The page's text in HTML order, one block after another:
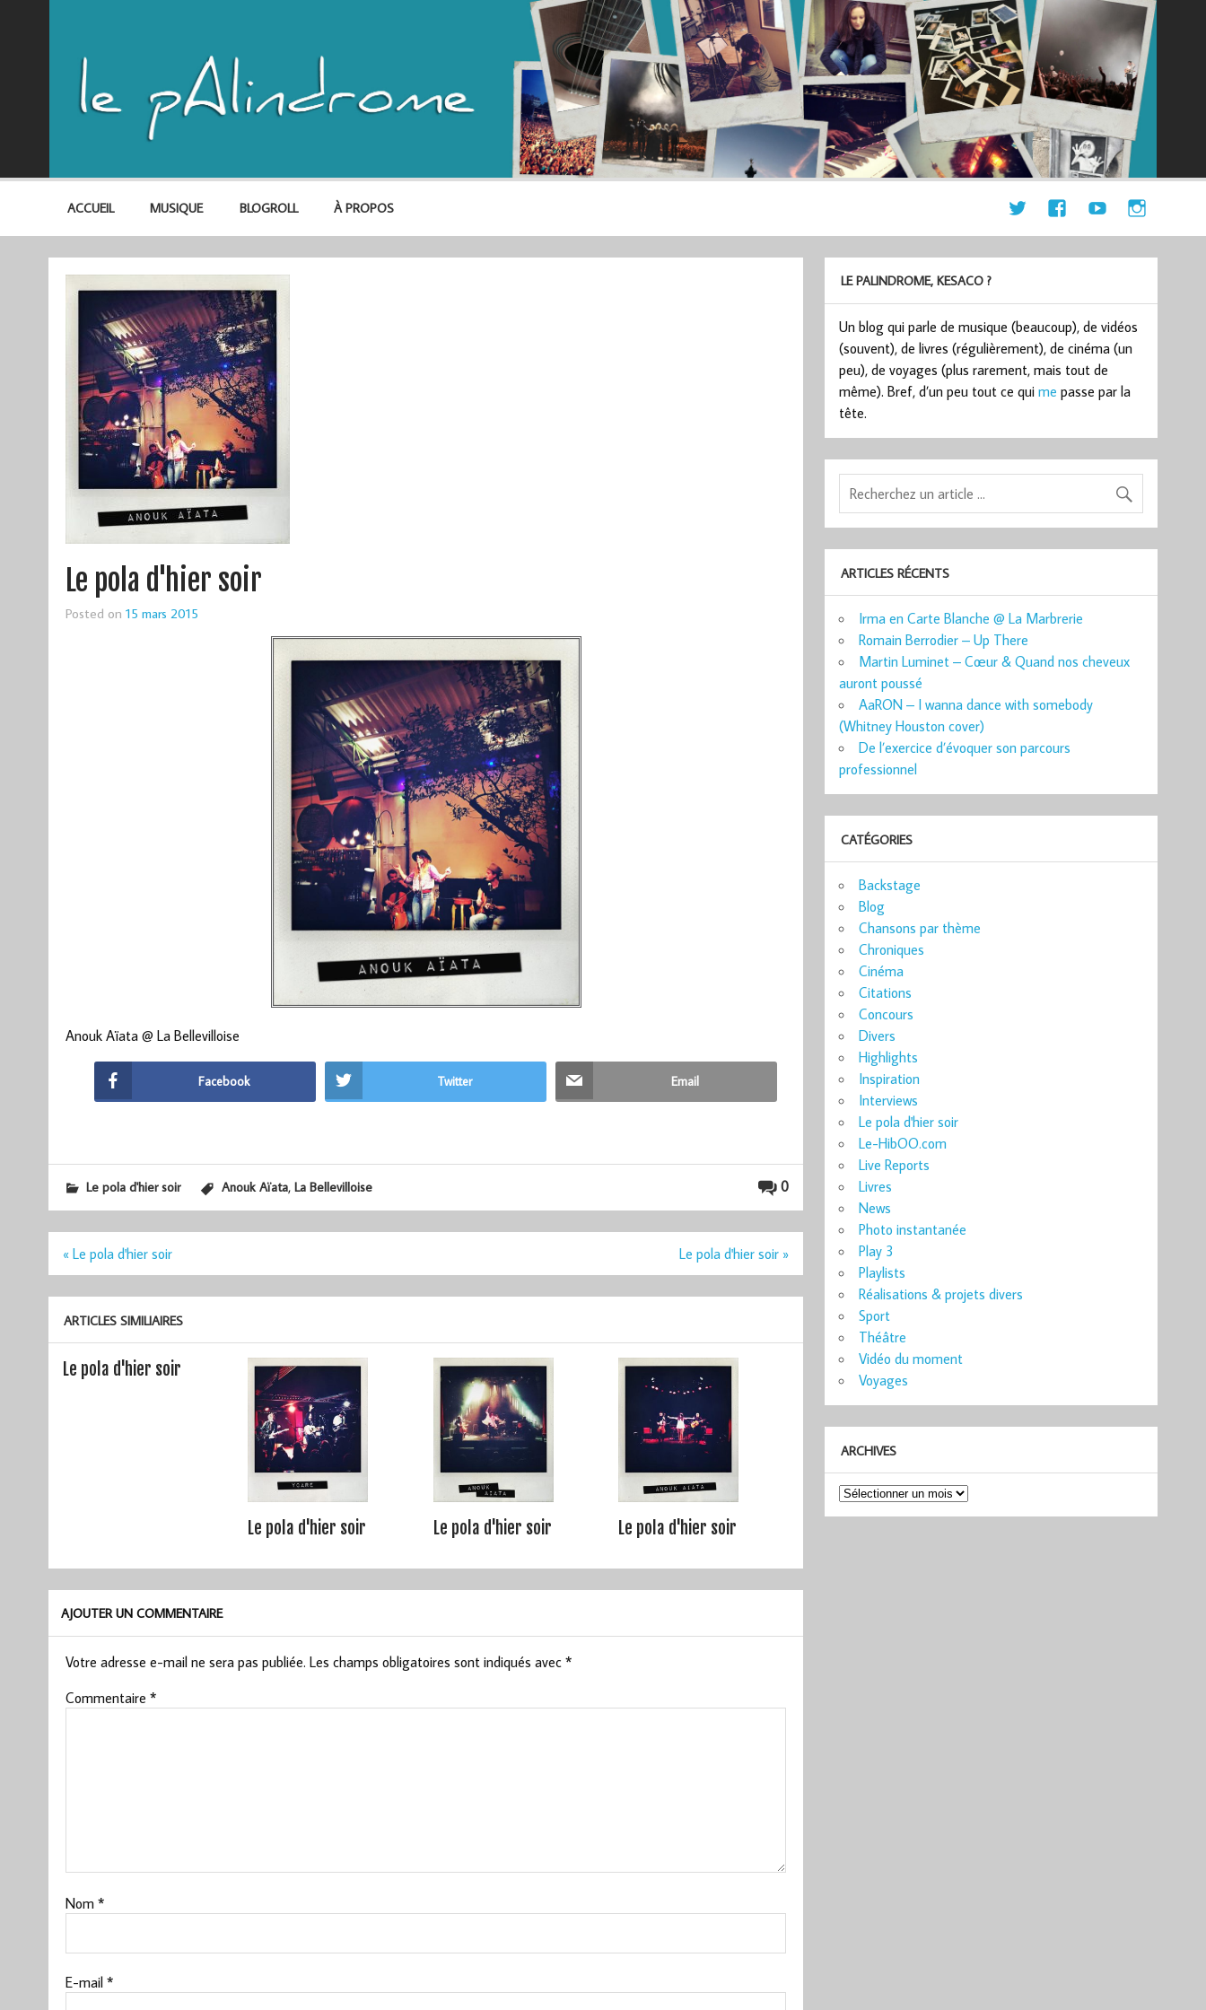
ACCUEIL MUSIQUE BLOGROLL À PROPOS
Le pola d'hier soir
Posted on 15 mars 2015
Anouk Aïata @ La Bellevilloise
Facebook Twitter Email
0
Le pola d'hier soir Anouk Aïata, La Bellevilloise
Navigation
« Le pola d'hier soir Le pola d'hier soir »
ARTICLES SIMILIAIRES
Le pola d'hier soir
Le pola d'hier soir Le pola d'hier soir Le pola d'hier soir
AJOUTER UN COMMENTAIRE
Votre adresse e-mail ne sera pas publiée. Les champs obligatoires sont indiqués avec *
Commentaire *
Nom *
E-mail *
LE PALINDROME, KESACO ?
Un blog qui parle de musique (beaucoup), de vidéos
(souvent), de livres (régulièrement), de cinéma (un
peu), de voyages (plus rarement, mais tout de
même). Bref, d’un peu tout ce quime passe par la
tête.
ARTICLES RÉCENTS
Irma en Carte Blanche @ La Marbrerie
Romain Berrodier – Up There
Martin Luminet – Cœur & Quand nos cheveux
auront poussé
AaRON – I wanna dance with somebody
(Whitney Houston cover)
De l’exercice d’évoquer son parcours
professionnel
CATÉGORIES
Backstage
Blog
Chansons par thème
Chroniques
Cinéma
Citations
Concours
Divers
Highlights
Inspiration
Interviews
Le pola d'hier soir
Le-HibOO.com
Live Reports
Livres
News
Photo instantanée
Play 3
Playlists
Réalisations & projets divers
Sport
Théâtre
Vidéo du moment
Voyages
ARCHIVES
Archives